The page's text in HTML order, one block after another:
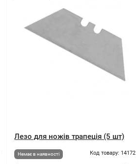
Лезо для ножів трапеція (5 шт)
Немає в наявності Код товару: 14172